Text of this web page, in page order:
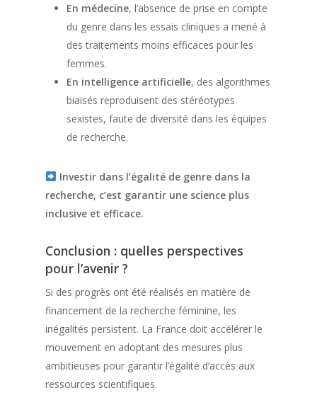
En médecine, l’absence de prise en compte
du genre dans les essais cliniques a mené à
des traitements moins efficaces pour les
femmes.
En intelligence artificielle, des algorithmes
biaisés reproduisent des stéréotypes
sexistes, faute de diversité dans les équipes
de recherche.
Investir dans l’égalité de genre dans la
recherche, c’est garantir une science plus
inclusive et efficace.
Conclusion : quelles perspectives
pour l’avenir ?
Si des progrès ont été réalisés en matière de
financement de la recherche féminine, les
inégalités persistent. La France doit accélérer le
mouvement en adoptant des mesures plus
ambitieuses pour garantir l’égalité d’accès aux
ressources scientifiques.